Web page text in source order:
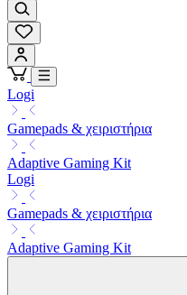
Logi
Gamepads & χειριστήρια
Adaptive Gaming Kit
Logi
Gamepads & χειριστήρια
Adaptive Gaming Kit